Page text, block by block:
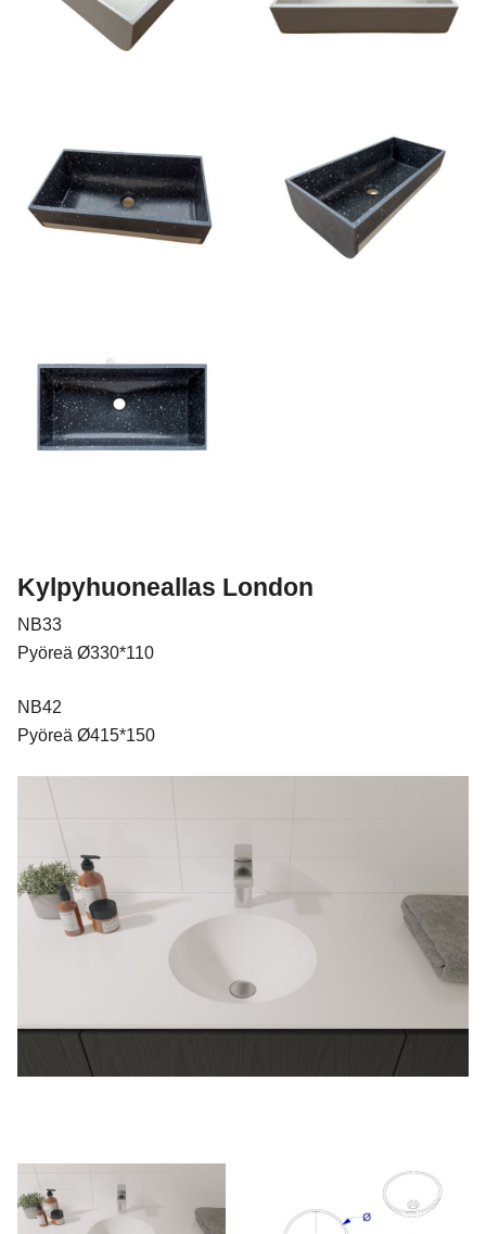
Kylpyhuoneallas London
NB33
Pyöreä Ø330*110
NB42
Pyöreä Ø415*150